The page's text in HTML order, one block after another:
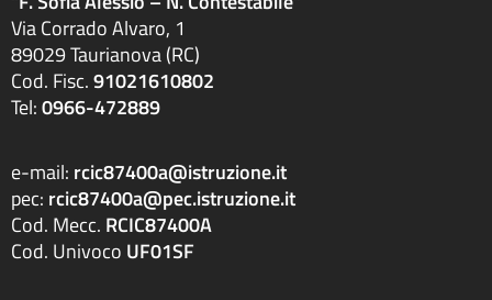
Via Corrado Alvaro, 1
89029 Taurianova (RC)
Cod. Fisc.91021610802
Tel:0966-472889
e-mail: rcic87400a@istruzione.it
pec: rcic87400a@pec.istruzione.it
Cod. Mecc. RCIC87400A
Cod. Univoco UF01SF